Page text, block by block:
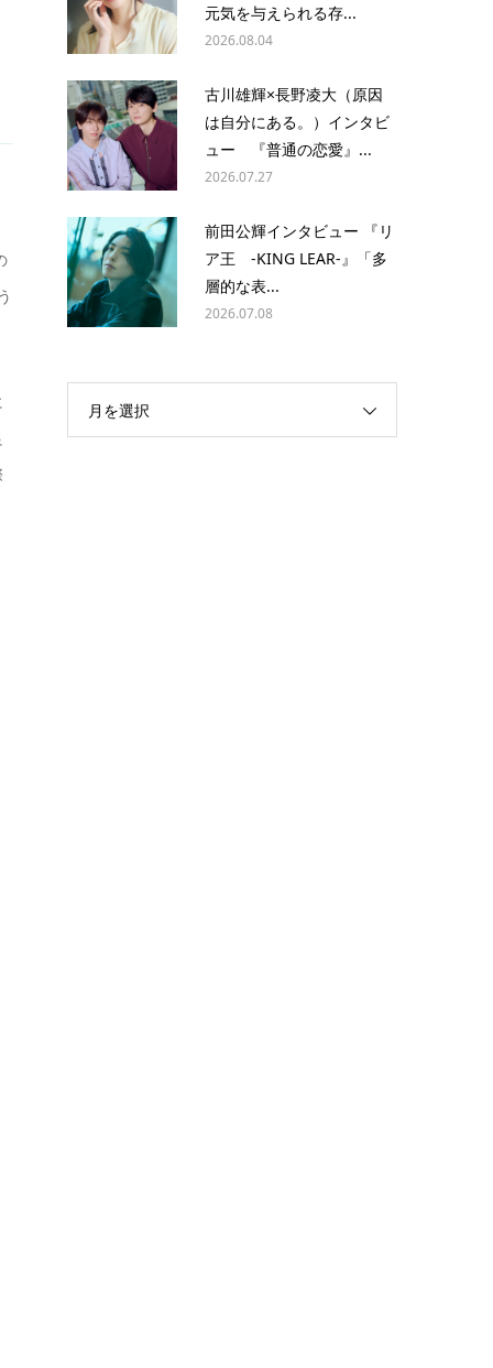
元気を与えられる存...
2026.08.04
古川雄輝×長野凌大（原因
は自分にある。）インタビ
ュー 『普通の恋愛』...
2026.07.27
前田公輝インタビュー 『リ
ア王 -KING LEAR-』「多
層的な表...
2026.07.08
月を選択